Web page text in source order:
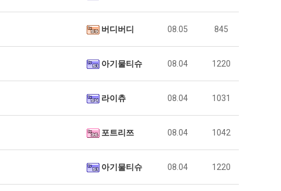
버디버디 08.05 845
아기물티슈 08.04 1220
라이츄 08.04 1031
포트리쯔 08.04 1042
아기물티슈 08.04 1220